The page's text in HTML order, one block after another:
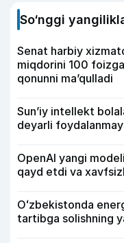
So‘nggi
Senat harbiy
miqdorini 100
qonunni ma’qulladi
Sun’iy intellekt
deyarli
OpenAI yangi
qayd etdi va
Oʻzbekistonda
tartibga solishning